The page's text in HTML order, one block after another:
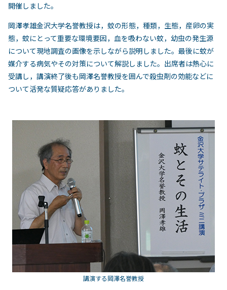
開催しました。
岡澤孝雄金沢大学名誉教授は，蚊の形態，種類，生態，産卵の実
態，蚊にとって重要な環境要因，血を吸わない蚊，幼虫の発生源
について現地調査の画像を示しながら説明しました。最後に蚊が
媒介する病気やその対策について解説しました。出席者は熱心に
受講し，講演終了後も岡澤名誉教授を囲んで殺虫剤の効能などに
ついて活発な質疑応答がありました。
講演する岡澤名誉教授